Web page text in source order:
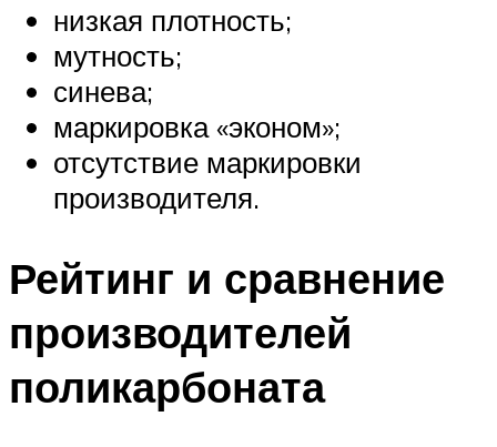
низкая плотность;
мутность;
синева;
маркировка «эконом»;
отсутствие маркировки
производителя.
Рейтинг и сравнение
производителей
поликарбоната